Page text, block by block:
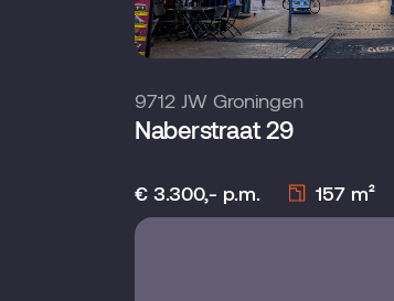
9712 JW Groningen
Naberstraat 29
€ 3.300,- p.m. 157 m²